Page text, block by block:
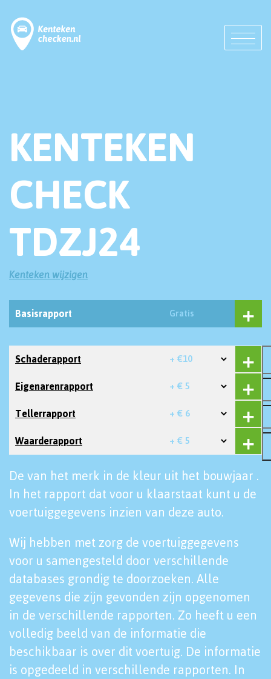
KENTEKEN
CHECK
TDZJ24
Kenteken wijzigen
Basisrapport Gratis
Schaderapport + €10
Eigenarenrapport + € 5
Tellerrapport + € 6
Waarderapport + € 5
De van het merk in de kleur uit het bouwjaar .
In het rapport dat voor u klaarstaat kunt u de
voertuiggegevens inzien van deze auto.
Wij hebben met zorg de voertuiggegevens
voor u samengesteld door verschillende
databases grondig te doorzoeken. Alle
gegevens die zijn gevonden zijn opgenomen
in de verschillende rapporten. Zo heeft u een
volledig beeld van de informatie die
beschikbaar is over dit voertuig. De informatie
is opgedeeld in verschillende rapporten. In